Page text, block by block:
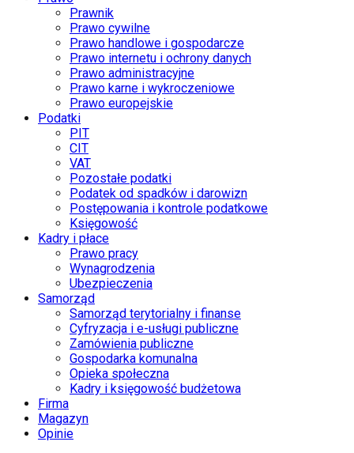
Prawnik
Prawo cywilne
Prawo handlowe i gospodarcze
Prawo internetu i ochrony danych
Prawo administracyjne
Prawo karne i wykroczeniowe
Prawo europejskie
Podatki
PIT
CIT
VAT
Pozostałe podatki
Podatek od spadków i darowizn
Postępowania i kontrole podatkowe
Księgowość
Kadry i płace
Prawo pracy
Wynagrodzenia
Ubezpieczenia
Samorząd
Samorząd terytorialny i finanse
Cyfryzacja i e-usługi publiczne
Zamówienia publiczne
Gospodarka komunalna
Opieka społeczna
Kadry i księgowość budżetowa
Firma
Magazyn
Opinie